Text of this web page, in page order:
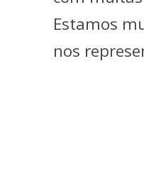
Estamos
nos